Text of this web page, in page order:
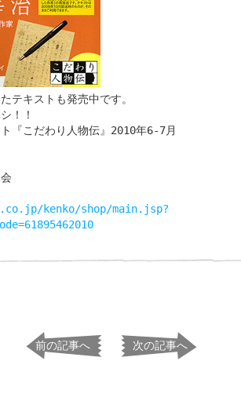
テキストも発売中です。
！！
『こだわり人物伝』2010年6-7月
kenko/shop/main.jsp?
前の記事へ 次の記事へ